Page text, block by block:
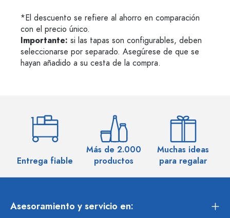
*El descuento se refiere al ahorro en comparación
con el precio único.
Importante: si las tapas son configurables, deben
seleccionarse por separado. Asegúrese de que se
hayan añadido a su cesta de la compra.
Entrega fiable
Más de 2.000
productos
Muchas ideas
para regalar
Asesoramiento y servicio en: